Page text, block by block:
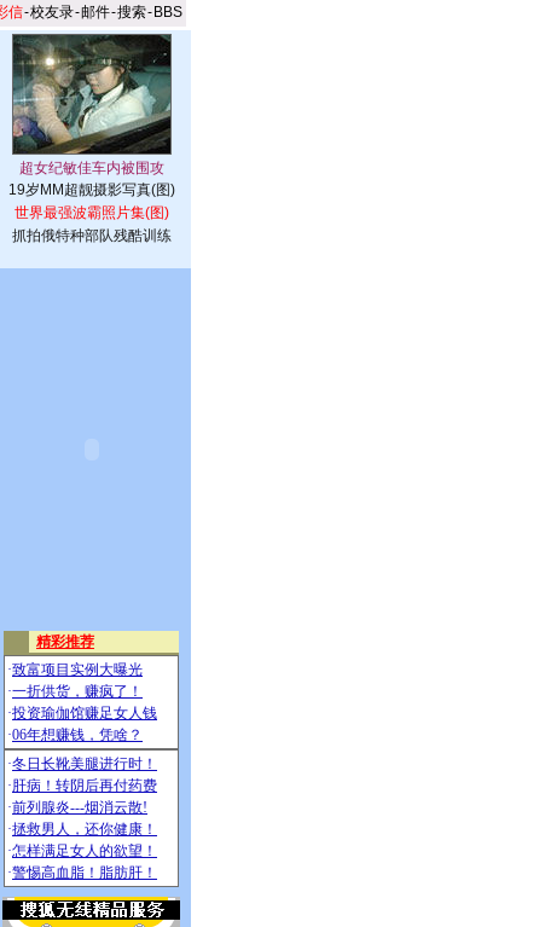
信-校友录-邮件-搜索- BBS
19岁MM超靓摄影写真(图)
世界最强波霸照片集(图)
抓拍俄特种部队残酷训练